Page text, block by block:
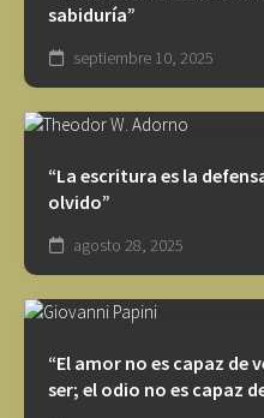
sabiduría”
septiembre 10, 2025
“La escritura es la
olvido”
agosto 28, 2025
“El amor no es capaz de
ser; el odio no es capaz